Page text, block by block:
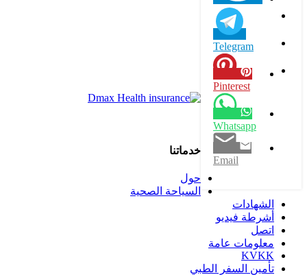
Telegram
Pinterest
Whatsapp
Email
خدماتنا
حول
السياحة الصحية
الشهادات
أشرطة فيديو
اتصل
معلومات عامة
KVKK
تأمين السفر الطبي